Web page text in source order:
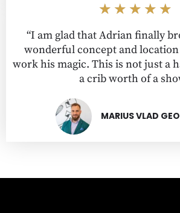
★ ★ ★ ★ ★
5
5
“I am glad that Adrian finally
wonderful concept and
work his magic. This is not just a
a crib worth of a
MARIUS VLAD